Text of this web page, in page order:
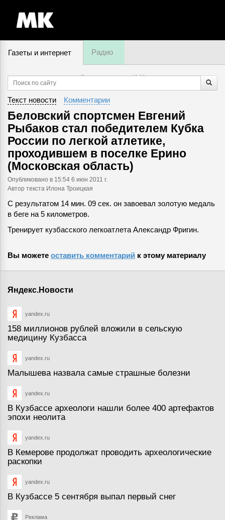
Газеты и интернет Радио
7 августа, пятница,18:00
Текст новости Комментарии
Беловский спортсмен Евгений
Рыбаков стал победителем Кубка
России по легкой атлетике,
проходившем в поселке Ерино
(Московская область)
Опубликовано в 15:54 6 июн 2011 г.
Автор текста Илона Троицкая
С результатом 14 мин. 09 сек. он завоевал золотую медаль
в беге на 5 километров.
Тренирует кузбасского легкоатлета Александр Фригин.
Вы можете оставить комментарий к этому материалу
Яндекс.Новости
yandex.ru
158 миллионов рублей вложили в сельскую
медицину Кузбасса
yandex.ru
Малышева назвала самые страшные болезни
yandex.ru
В Кузбассе археологи нашли более 400 артефактов
эпохи неолита
yandex.ru
В Кемерове продолжат проводить археологические
раскопки
yandex.ru
В Кузбассе 5 сентября выпал первый снег
Реклама